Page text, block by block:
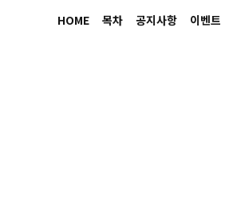
HOME 목차 공지사항 이벤트